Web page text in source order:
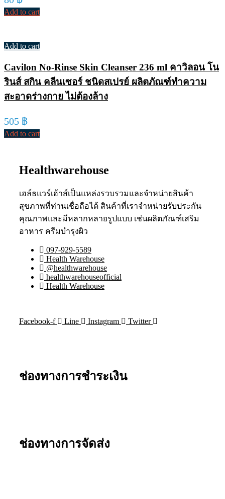
Add to cart
Add to cart
Cavilon No-Rinse Skin Cleanser 236 ml คาวิลอน โน
รินส์ สกิน คลีนเซอร์ ชนิดสเปรย์ ผลิตภัณฑ์ทำความ
สะอาดร่างกาย ไม่ต้องล้าง
505 ฿
Add to cart
Healthwarehouse
เฮล์ธแวร์เฮ้าส์เป็นแหล่งรวบรวมและจำหน่ายสินค้า
สุขภาพที่ท่านเชื่อถือได้ สินค้าที่เราจำหน่ายรับประกัน
คุณภาพและมีหลากหลายรูปแบบ เช่นผลิตภัณฑ์เสริม
อาหาร ครีมบำรุงผิว
097-929-5589
Health Warehouse
@healthwarehouse
healthwarehouseofficial
Health Warehouse
Facebook-f Line Instagram Twitter
ช่องทางการชำระเงิน
ช่องทางการจัดส่ง